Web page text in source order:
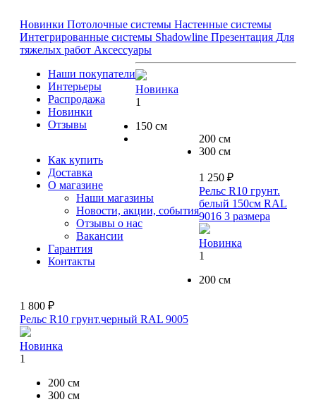
Новинки Потолочные системы Настенные системы
Интегрированные системы Shadowline Презентация Для
тяжелых работ Аксессуары
Наши покупатели
Интерьеры
Распродажа
Новинки
Отзывы
Как купить
Доставка
О магазине
Наши магазины
Новости, акции, события
Отзывы о нас
Вакансии
Гарантия
Контакты
Новинка
1
150 см
200 см
300 см
1 250 ₽
Рельс R10 грунт.
белый 150см RAL
9016 3 размера
Новинка
1
200 см
1 800 ₽
Рельс R10 грунт.черный RAL 9005
Новинка
1
200 см
300 см